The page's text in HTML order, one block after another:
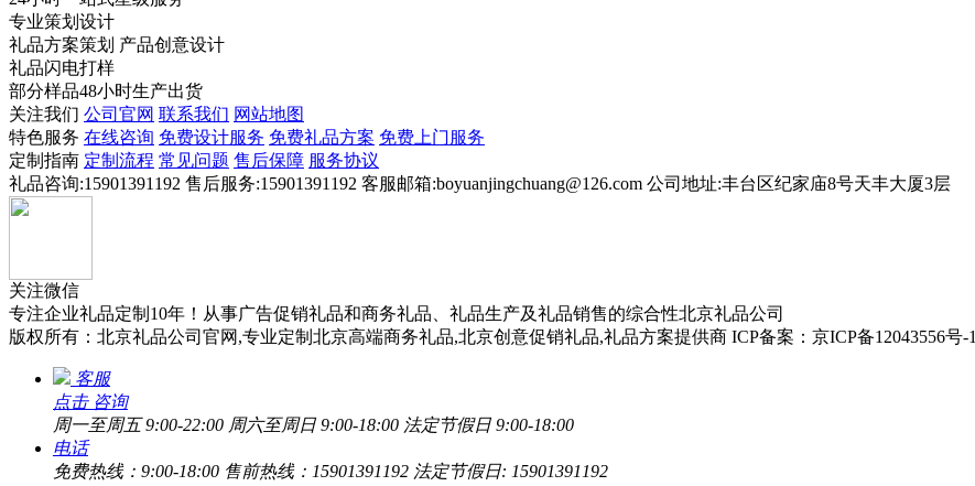
专业策划设计
礼品方案策划 产品创意设计
礼品闪电打样
部分样品48小时生产出货
关注我们 公司官网 联系我们 网站地图
特色服务 在线咨询 免费设计服务 免费礼品方案 免费上门服务
定制指南 定制流程 常见问题 售后保障 服务协议
礼品咨询:15901391192 售后服务:15901391192 客服邮箱:boyuanjingchuang@126.com 公司地址:丰台区纪家庙8号天丰大厦3层
关注微信
专注企业礼品定制10年！从事广告促销礼品和商务礼品、礼品生产及礼品销售的综合性北京礼品公司
版权所有：北京礼品公司官网,专业定制北京高端商务礼品,北京创意促销礼品,礼品方案提供商 ICP备案：京ICP备12043556号-1
客服
点击 咨询
周一至周五 9:00-22:00 周六至周日 9:00-18:00 法定节假日 9:00-18:00
电话
免费热线：9:00-18:00 售前热线：15901391192 法定节假日: 15901391192